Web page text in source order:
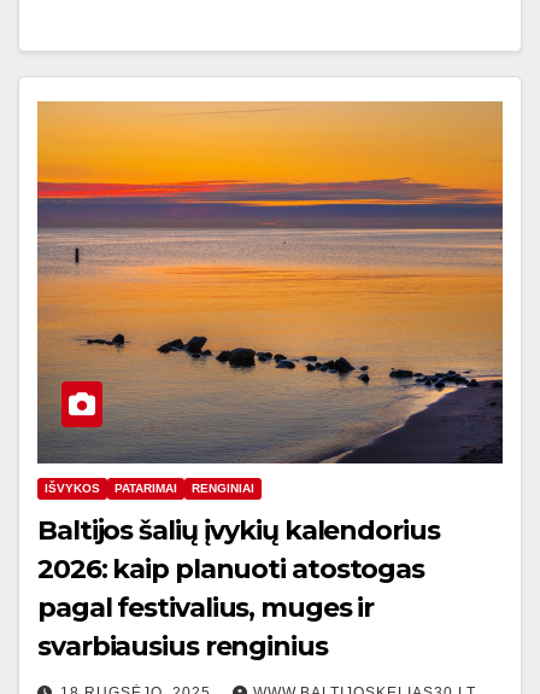
IŠVYKOS PATARIMAI RENGINIAI
Baltijos šalių įvykių kalendorius
2026: kaip planuoti atostogas
pagal festivalius, muges ir
svarbiausius renginius